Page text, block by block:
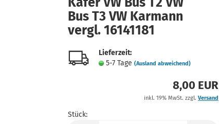
Bus T3 VW Karmann
vergl. 16141181
Lieferzeit:
5-7 Tage (Ausland abweichend)
8,00 EUR
inkl. 19% MwSt. zzgl. Versand
Stück: